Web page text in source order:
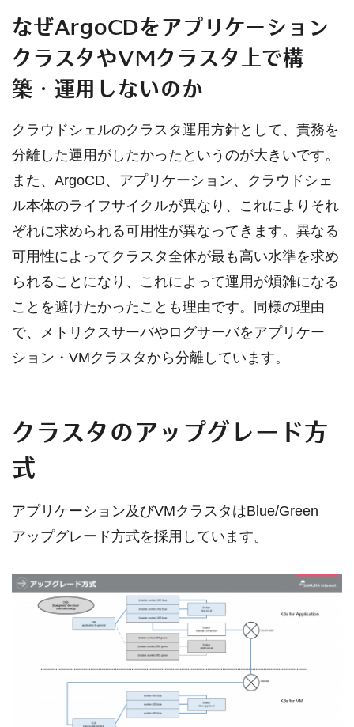
なぜArgoCDをアプリケーション
クラスタやVMクラスタ上で構
築・運用しないのか
クラウドシェルのクラスタ運用方針として、責務を
分離した運用がしたかったというのが大きいです。
また、ArgoCD、アプリケーション、クラウドシェ
ル本体のライフサイクルが異なり、これによりそれ
ぞれに求められる可用性が異なってきます。異なる
可用性によってクラスタ全体が最も高い水準を求め
られることになり、これによって運用が煩雑になる
ことを避けたかったことも理由です。同様の理由
で、メトリクスサーバやログサーバをアプリケー
ション・VMクラスタから分離しています。
クラスタのアップグレード方
式
アプリケーション及びVMクラスタはBlue/Green
アップグレード方式を採用しています。